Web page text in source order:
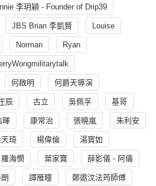
李玥穎 - Founder of Drip39
JBS Brian 李凱賢 Louise
Norman Ryan
何啟明 何爵天導演
辰 古立 吳佩孚 基哥
暉 康常治 張曉嵐 朱利安
琦 楊偉倫 湯寳如
羅海憫 葉家寶 薛影儀 - 阿儀
譚雁瞳 鄭遨汶法筠師傅